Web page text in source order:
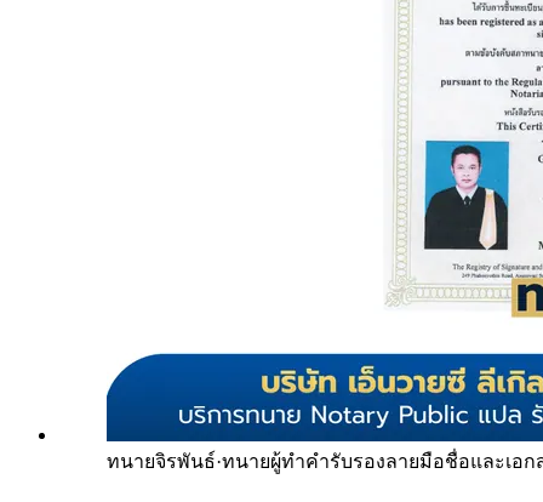
ทนายจิรพันธ์·ทนายผู้ทำคำรับรองลายมือชื่อและเอก